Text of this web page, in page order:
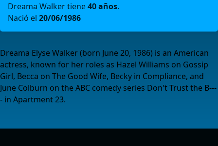
Dreama Walker tiene40 años.
Nació el 20/06/1986
Dreama Elyse Walker (born June 20, 1986) is an American
actress, known for her roles as Hazel Williams on Gossip
Girl, Becca on The Good Wife, Becky in Compliance, and
June Colburn on the ABC comedy series Don't Trust the B---
- in Apartment 23.